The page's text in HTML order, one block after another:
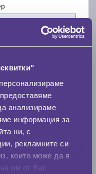
анализираме
информация за
ни, с
рекламните си
които може да я
им от Вас